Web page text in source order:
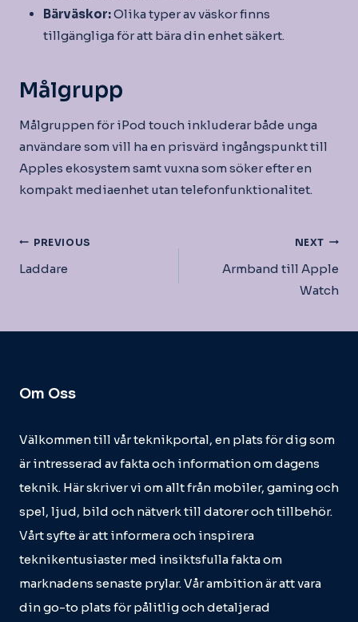
Bärväskor:Olika typer av väskor finns
tillgängliga för att bära din enhet säkert.
Målgrupp
Målgruppen för iPod touch inkluderar både unga
användare som vill ha en prisvärd ingångspunkt till
Apples ekosystem samt vuxna som söker efter en
kompakt mediaenhet utan telefonfunktionalitet.
Inläggsnavigering
PREVIOUS
Laddare
NEXT
Armband till Apple
Watch
Om Oss
Välkommen till vår teknikportal, en plats för dig som
är intresserad av fakta och information om dagens
teknik. Här skriver vi om allt från mobiler, gaming och
spel, ljud, bild och nätverk till datorer och tillbehör.
Vårt syfte är att informera och inspirera
teknikentusiaster med insiktsfulla fakta om
marknadens senaste prylar. Vår ambition är att vara
din go-to plats för pålitlig och detaljerad